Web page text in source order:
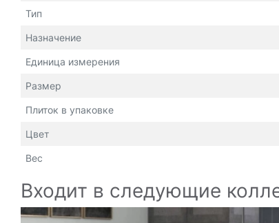
Тип
Назначение
Единица измерения
Размер
Плиток в упаковке
Цвет
Вес
Входит в следующие